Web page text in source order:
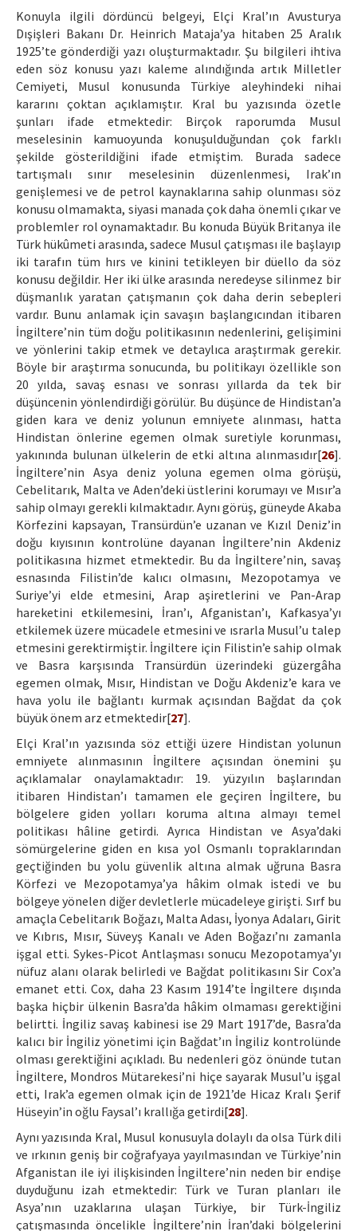
Konuyla ilgili dördüncü belgeyi, Elçi Kral’ın Avusturya
Dışişleri Bakanı Dr. Heinrich Mataja’ya hitaben 25 Aralık
1925’te gönderdiği yazı oluşturmaktadır. Şu bilgileri ihtiva
eden söz konusu yazı kaleme alındığında artık Milletler
Cemiyeti, Musul konusunda Türkiye aleyhindeki nihai
kararını çoktan açıklamıştır. Kral bu yazısında özetle
şunları ifade etmektedir: Birçok raporumda Musul
meselesinin kamuoyunda konuşulduğundan çok farklı
şekilde gösterildiğini ifade etmiştim. Burada sadece
tartışmalı sınır meselesinin düzenlenmesi, Irak’ın
genişlemesi ve de petrol kaynaklarına sahip olunması söz
konusu olmamakta, siyasi manada çok daha önemli çıkar ve
problemler rol oynamaktadır. Bu konuda Büyük Britanya ile
Türk hükûmeti arasında, sadece Musul çatışması ile başlayıp
iki tarafın tüm hırs ve kinini tetikleyen bir düello da söz
konusu değildir. Her iki ülke arasında neredeyse silinmez bir
düşmanlık yaratan çatışmanın çok daha derin sebepleri
vardır. Bunu anlamak için savaşın başlangıcından itibaren
İngiltere’nin tüm doğu politikasının nedenlerini, gelişimini
ve yönlerini takip etmek ve detaylıca araştırmak gerekir.
Böyle bir araştırma sonucunda, bu politikayı özellikle son
20 yılda, savaş esnası ve sonrası yıllarda da tek bir
düşüncenin yönlendirdiği görülür. Bu düşünce de Hindistan’a
giden kara ve deniz yolunun emniyete alınması, hatta
Hindistan önlerine egemen olmak suretiyle korunması,
yakınında bulunan ülkelerin de etki altına alınmasıdır[26].
İngiltere’nin Asya deniz yoluna egemen olma görüşü,
Cebelitarık, Malta ve Aden’deki üstlerini korumayı ve Mısır’a
sahip olmayı gerekli kılmaktadır. Aynı görüş, güneyde Akaba
Körfezini kapsayan, Transürdün’e uzanan ve Kızıl Deniz’in
doğu kıyısının kontrolüne dayanan İngiltere’nin Akdeniz
politikasına hizmet etmektedir. Bu da İngiltere’nin, savaş
esnasında Filistin’de kalıcı olmasını, Mezopotamya ve
Suriye’yi elde etmesini, Arap aşiretlerini ve Pan-Arap
hareketini etkilemesini, İran’ı, Afganistan’ı, Kafkasya’yı
etkilemek üzere mücadele etmesini ve ısrarla Musul’u talep
etmesini gerektirmiştir. İngiltere için Filistin’e sahip olmak
ve Basra karşısında Transürdün üzerindeki güzergâha
egemen olmak, Mısır, Hindistan ve Doğu Akdeniz’e kara ve
hava yolu ile bağlantı kurmak açısından Bağdat da çok
büyük önem arz etmektedir[27].
Elçi Kral’ın yazısında söz ettiği üzere Hindistan yolunun
emniyete alınmasının İngiltere açısından önemini şu
açıklamalar onaylamaktadır: 19. yüzyılın başlarından
itibaren Hindistan’ı tamamen ele geçiren İngiltere, bu
bölgelere giden yolları koruma altına almayı temel
politikası hâline getirdi. Ayrıca Hindistan ve Asya’daki
sömürgelerine giden en kısa yol Osmanlı topraklarından
geçtiğinden bu yolu güvenlik altına almak uğruna Basra
Körfezi ve Mezopotamya’ya hâkim olmak istedi ve bu
bölgeye yönelen diğer devletlerle mücadeleye girişti. Sırf bu
amaçla Cebelitarık Boğazı, Malta Adası, İyonya Adaları, Girit
ve Kıbrıs, Mısır, Süveyş Kanalı ve Aden Boğazı’nı zamanla
işgal etti. Sykes-Picot Antlaşması sonucu Mezopotamya’yı
nüfuz alanı olarak belirledi ve Bağdat politikasını Sir Cox’a
emanet etti. Cox, daha 23 Kasım 1914’te İngiltere dışında
başka hiçbir ülkenin Basra’da hâkim olmaması gerektiğini
belirtti. İngiliz savaş kabinesi ise 29 Mart 1917’de, Basra’da
kalıcı bir İngiliz yönetimi için Bağdat’ın İngiliz kontrolünde
olması gerektiğini açıkladı. Bu nedenleri göz önünde tutan
İngiltere, Mondros Mütarekesi’ni hiçe sayarak Musul’u işgal
etti, Irak’a egemen olmak için de 1921’de Hicaz Kralı Şerif
Hüseyin’in oğlu Faysal’ı krallığa getirdi[28].
Aynı yazısında Kral, Musul konusuyla dolaylı da olsa Türk dili
ve ırkının geniş bir coğrafyaya yayılmasından ve Türkiye’nin
Afganistan ile iyi ilişkisinden İngiltere’nin neden bir endişe
duyduğunu izah etmektedir: Türk ve Turan planları ile
Asya’nın uzaklarına ulaşan Türkiye, bir Türk-İngiliz
çatışmasında öncelikle İngiltere’nin İran’daki bölgelerini